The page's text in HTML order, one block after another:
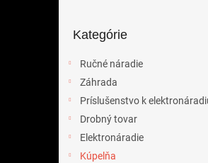
kategórie
Kategórie
Ručné náradie
Záhrada
Príslušenstvo k
Drobný tovar
Elektronáradie
Kúpelňa